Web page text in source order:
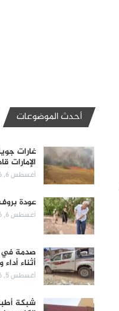
أحدث الموضوعات
غارات
الإمارات
أغسطس 6, 2026
عودة
أغسطس 6, 2026
صدمة في
أثناء
أغسطس 5, 2026
شبكة